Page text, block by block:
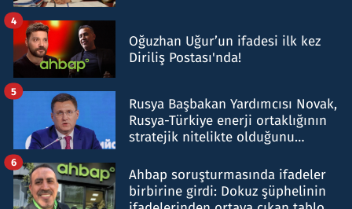
Oğuzhan Uğur’un ifadesi ilk kez
Diriliş Postası'nda!
4
Rusya Başbakan Yardımcısı Novak,
Rusya-Türkiye enerji ortaklığının
stratejik nitelikte olduğunu
5
Ahbap soruşturmasında ifadeler
birbirine girdi: Dokuz şüphelinin
6